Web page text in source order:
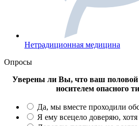
Нетрадиционная медицина
Опросы
Уверены ли Вы, что ваш половой
носителем опасного
Да, мы вместе проходили
Я ему всецело доверяю,